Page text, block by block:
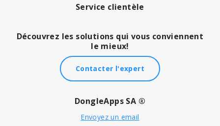
Service clientèle
Découvrez les solutions qui vous conviennent
le mieux!
Contacter l'expert
DongleApps SA ®
Envoyez un email